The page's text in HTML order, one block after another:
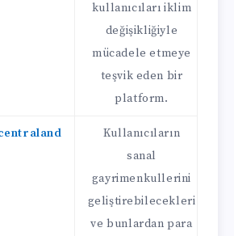
kullanıcıları iklim
değişikliğiyle
mücadele etmeye
teşvik eden bir
platform.
Kullanıcıların
sanal
gayrimenkullerini
geliştirebilecekleri
ve bunlardan para